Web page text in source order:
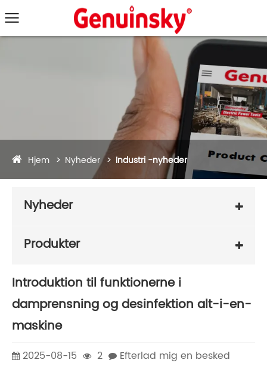
Hjem Nyheder Industri -nyheder
Nyheder
Produkter
Introduktion til funktionerne i
damprensning og desinfektion alt-i-en-
maskine
2025-08-15 2
Efterlad mig en besked